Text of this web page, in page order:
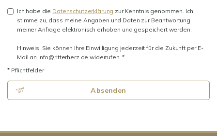
Ich habe die Datenschutzerklärung zur Kenntnis genommen. Ich
stimme zu, dass meine Angaben und Daten zur Beantwortung
meiner Anfrage elektronisch erhoben und gespeichert werden.
Hinweis: Sie können Ihre Einwilligung jederzeit für die Zukunft per E-
Mail an info@ritterherz.de widerrufen. *
* Pflichtfelder
Absenden